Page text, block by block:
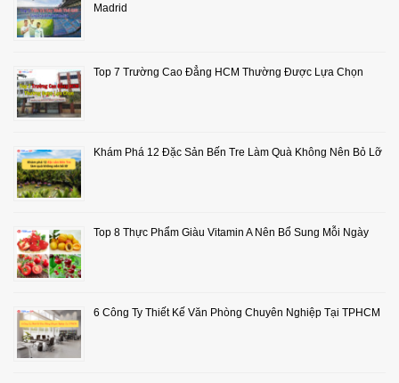
Madrid
Top 7 Trường Cao Đẳng HCM Thường Được Lựa Chọn
Khám Phá 12 Đặc Sản Bến Tre Làm Quà Không Nên Bỏ Lỡ
Top 8 Thực Phẩm Giàu Vitamin A Nên Bổ Sung Mỗi Ngày
6 Công Ty Thiết Kế Văn Phòng Chuyên Nghiệp Tại TPHCM